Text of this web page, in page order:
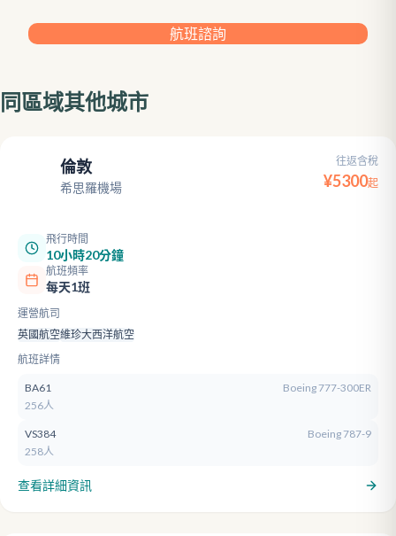
航班諮詢
同區域其他城市
倫敦
希思羅機場
往返含稅
¥5300起
飛行時間
10小時20分鐘
航班頻率
每天1班
運營航司
英國航空維珍大西洋航空
航班詳情
BA61
Boeing 777-300ER
256人
VS384
Boeing 787-9
258人
查看詳細資訊